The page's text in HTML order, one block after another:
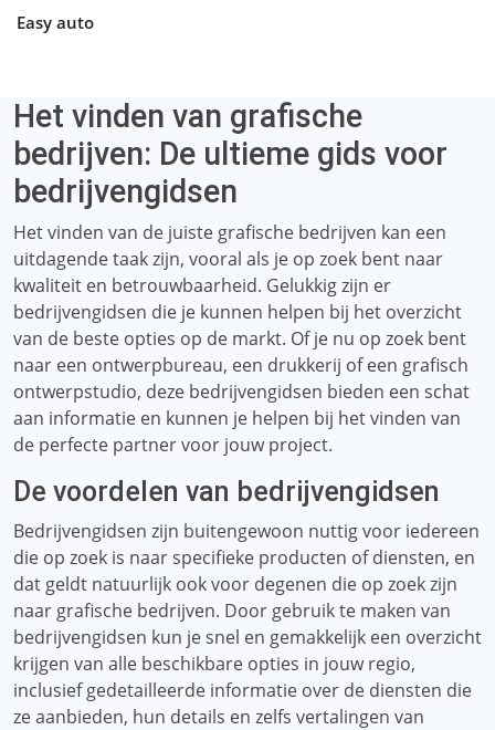
Easy auto
Het vinden van grafische
bedrijven: De ultieme gids voor
bedrijvengidsen
Het vinden van de juiste grafische bedrijven kan een
uitdagende taak zijn, vooral als je op zoek bent naar
kwaliteit en betrouwbaarheid. Gelukkig zijn er
bedrijvengidsen die je kunnen helpen bij het overzicht
van de beste opties op de markt. Of je nu op zoek bent
naar een ontwerpbureau, een drukkerij of een grafisch
ontwerpstudio, deze bedrijvengidsen bieden een schat
aan informatie en kunnen je helpen bij het vinden van
de perfecte partner voor jouw project.
De voordelen van bedrijvengidsen
Bedrijvengidsen zijn buitengewoon nuttig voor iedereen
die op zoek is naar specifieke producten of diensten, en
dat geldt natuurlijk ook voor degenen die op zoek zijn
naar grafische bedrijven. Door gebruik te maken van
bedrijvengidsen kun je snel en gemakkelijk een overzicht
krijgen van alle beschikbare opties in jouw regio,
inclusief gedetailleerde informatie over de diensten die
ze aanbieden, hun details en zelfs vertalingen van